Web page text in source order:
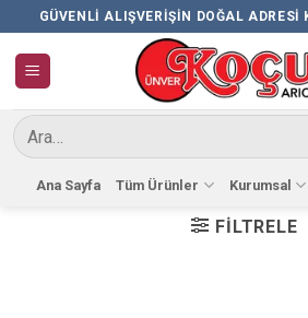
İçeriğe
atla
GÜVENLI ALIŞVERIŞIN DOĞAL
Ara:
Ana Sayfa Tüm Ürünler Kurumsal
FILTRELE